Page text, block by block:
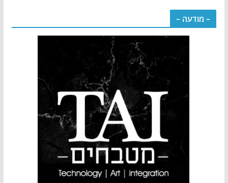
– מודעה –